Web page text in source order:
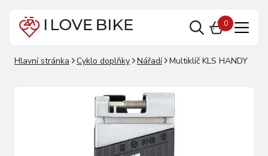
0
Hlavní stránka Cyklo doplňky Nářadí Multiklíč KLS HANDY